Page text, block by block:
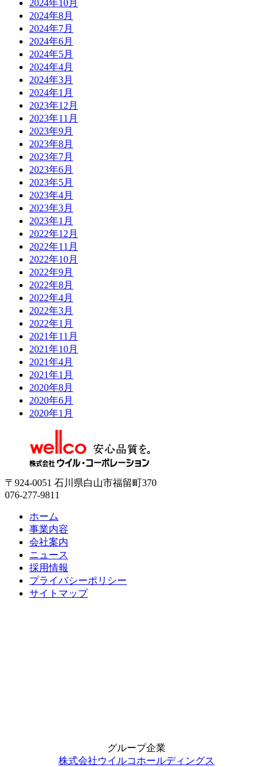
2024年10月
2024年8月
2024年7月
2024年6月
2024年5月
2024年4月
2024年3月
2024年1月
2023年12月
2023年11月
2023年9月
2023年8月
2023年7月
2023年6月
2023年5月
2023年4月
2023年3月
2023年1月
2022年12月
2022年11月
2022年10月
2022年9月
2022年8月
2022年4月
2022年3月
2022年1月
2021年11月
2021年10月
2021年4月
2021年1月
2020年8月
2020年6月
2020年1月
〒924-0051 石川県白山市福留町370
076-277-9811
ホーム
事業内容
会社案内
ニュース
採用情報
プライバシーポリシー
サイトマップ
グループ企業
株式会社ウイルコホールディングス